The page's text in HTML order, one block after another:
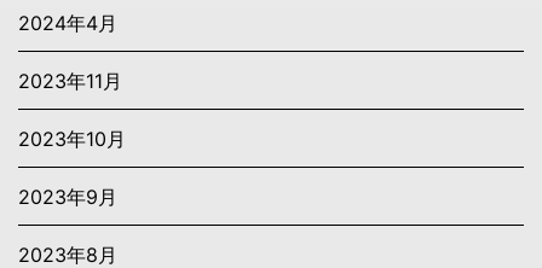
2024年4月
2023年11月
2023年10月
2023年9月
2023年8月